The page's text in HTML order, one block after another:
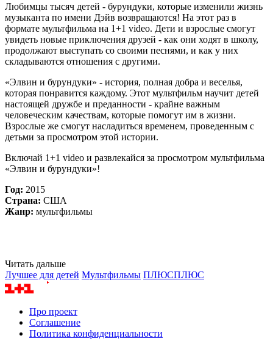
Любимцы тысяч детей - бурундуки, которые изменили жизнь
музыканта по имени Дэйв возвращаются! На этот раз в
формате мультфильма на 1+1 video. Дети и взрослые смогут
увидеть новые приключения друзей - как они ходят в школу,
продолжают выступать со своими песнями, и как у них
складываются отношения с другими.
«Элвин и бурундуки» - история, полная добра и веселья,
которая понравится каждому. Этот мультфильм научит детей
настоящей дружбе и преданности - крайне важным
человеческим качествам, которые помогут им в жизни.
Взрослые же смогут насладиться временем, проведенным с
детьми за просмотром этой истории.
Включай 1+1 video и развлекайся за просмотром мультфильма
«Элвин и бурундуки»!
Год: 2015
Страна: США
Жанр: мультфильмы
Читать дальше
Лучшее для детей Мультфильмы ПЛЮСПЛЮС
Про проект
Соглашение
Политика конфиденциальности